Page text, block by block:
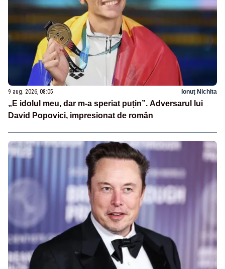
9 aug. 2026, 08:05 Ionuț Nichita
„E idolul meu, dar m-a speriat puțin”. Adversarul lui
David Popovici, impresionat de român